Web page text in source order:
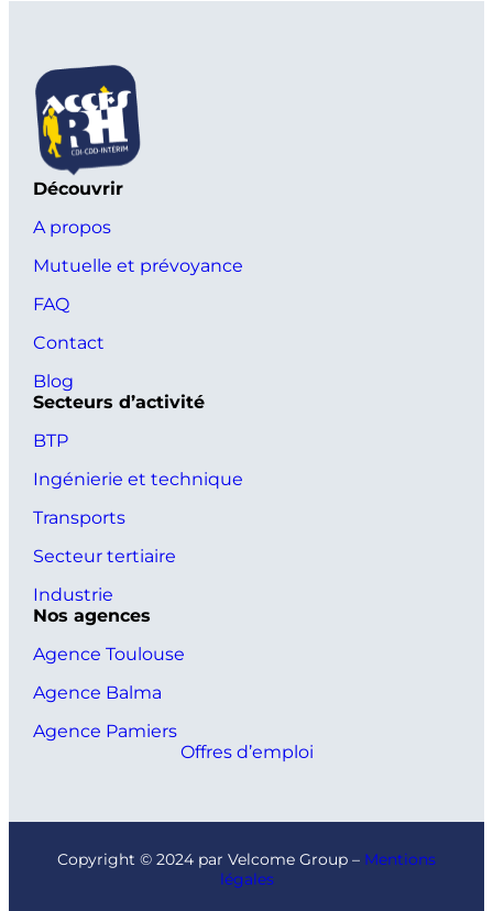
Découvrir
A propos
Mutuelle et prévoyance
FAQ
Contact
Blog
Secteurs d’activité
BTP
Ingénierie et technique
Transports
Secteur tertiaire
Industrie
Nos agences
Agence Toulouse
Agence Balma
Agence Pamiers
Offres d’emploi
Copyright © 2024 par Velcome Group – Mentions
légales